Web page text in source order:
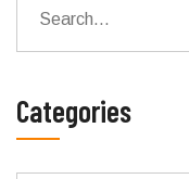
Categories